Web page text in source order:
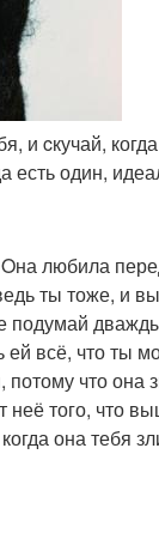
и cкучай,
есть один,
любила
ты тоже, и
подумай
ей всё, что ты
потому что
неё того, что
она тебя